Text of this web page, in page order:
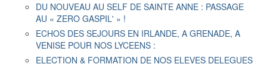
DU NOUVEAU AU SELF DE SAINTE ANNE : PASSAGE
AU « ZERO GASPIL' » !
ECHOS DES SEJOURS EN IRLANDE, A GRENADE, A
VENISE POUR NOS LYCEENS :
ELECTION & FORMATION DE NOS ELEVES DELEGUES